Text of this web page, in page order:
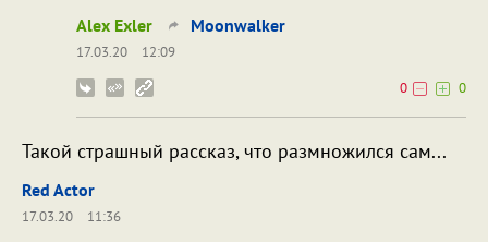
Alex Exler Moonwalker
17.03.20
12:09
0
0
Такой страшный рассказ, что размножился сам...
Red Actor
17.03.20
11:36